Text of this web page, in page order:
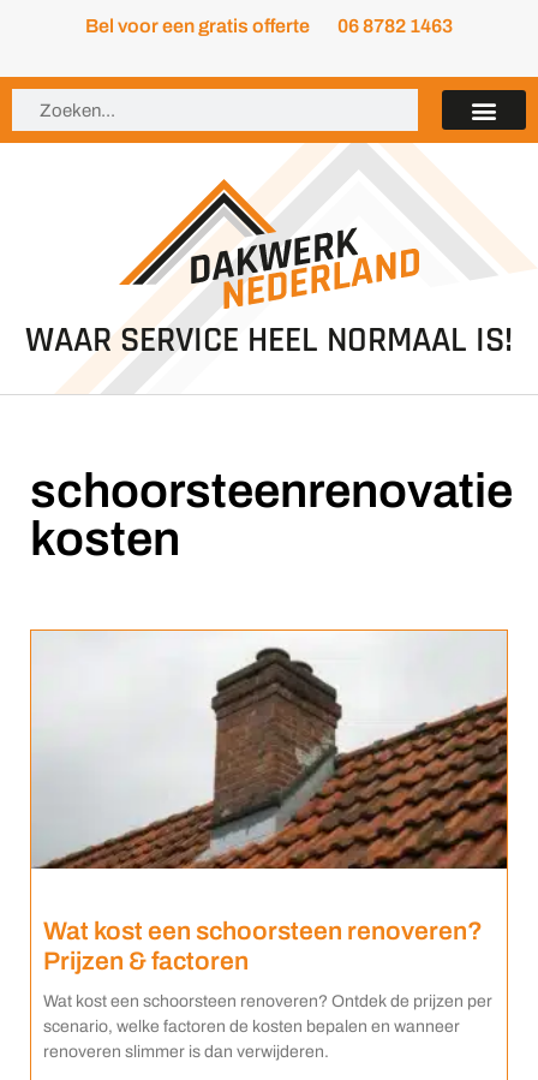
Bel voor een gratis offerte 06 8782 1463
WAAR SERVICE HEEL NORMAAL IS!
schoorsteenrenovatie
kosten
Wat kost een schoorsteen renoveren?
Prijzen & factoren
Wat kost een schoorsteen renoveren? Ontdek de prijzen per
scenario, welke factoren de kosten bepalen en wanneer
renoveren slimmer is dan verwijderen.